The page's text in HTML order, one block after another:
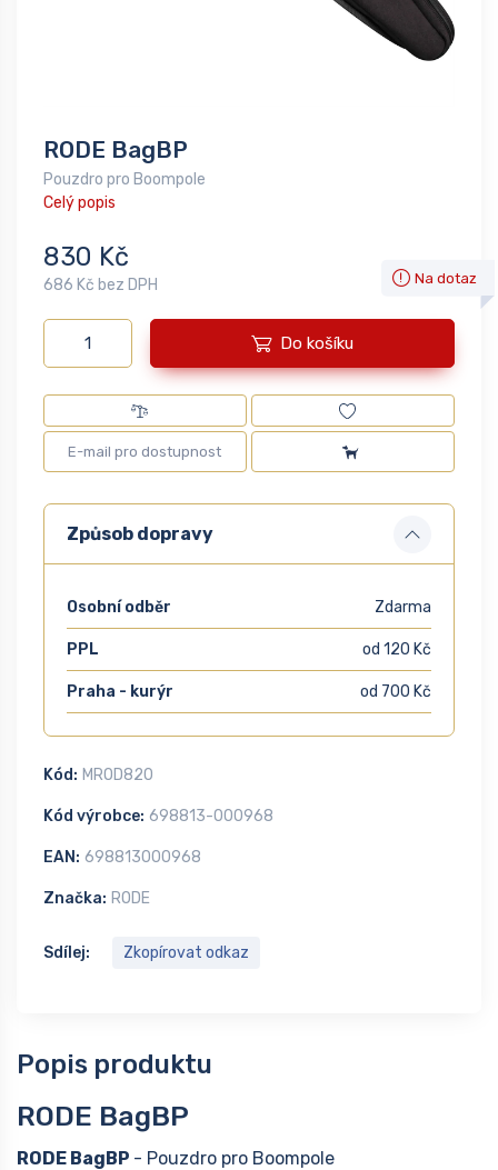
RODE BagBP
Pouzdro pro Boompole
Celý popis
830 Kč
686 Kč bez DPH Na dotaz
Do košíku
Způsob dopravy
Osobní odběr Zdarma
PPL od 120 Kč
Praha - kurýr od 700 Kč
Kód: MROD820
Kód výrobce: 698813-000968
EAN: 698813000968
Značka: RODE
Sdílej: Zkopírovat odkaz
Popis produktu
RODE BagBP
RODE BagBP - Pouzdro pro Boompole